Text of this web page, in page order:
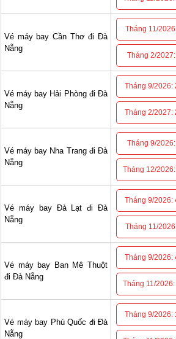
Vé máy bay Cần Thơ đi Đà
Nẵng
Tháng 11/2026:
Tháng 2/2027:
Vé máy bay Hải Phòng đi Đà
Nẵng
Tháng 9/2026:
Tháng 2/2027:
Vé máy bay Nha Trang đi Đà
Nẵng
Tháng 9/2026:
Tháng 12/2026:
Vé máy bay Đà Lạt đi Đà
Nẵng
Tháng 9/2026:
Tháng 11/2026:
Vé máy bay Ban Mê Thuột
đi Đà Nẵng
Tháng 9/2026:
Tháng 11/2026:
Vé máy bay Phú Quốc đi Đà
Nẵng
Tháng 9/2026: